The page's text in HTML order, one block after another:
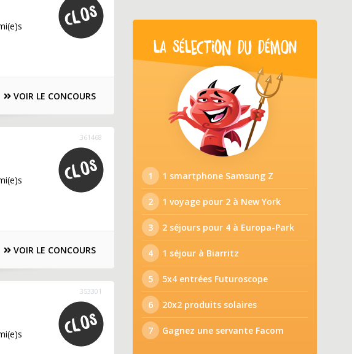
VOIR LE CONCOURS
361468
VOIR LE CONCOURS
353301
LA SÉLECTION DU DÉMON
1 1 smartphone Samsung Z
2 1 voyage pour 2 à New York
3 2 séjours pour 4 à Europa-Park
4 1 séjour à Biarritz
5 5x4 entrées Futuroscope
6 20x2 produits solaires
7 Gagnez une servante Facom